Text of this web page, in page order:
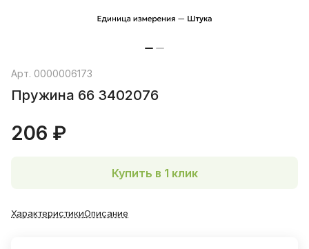
Арт. 0000006173
Пружина 66 3402076
206 ₽
Купить в 1 клик
ХарактеристикиОписание